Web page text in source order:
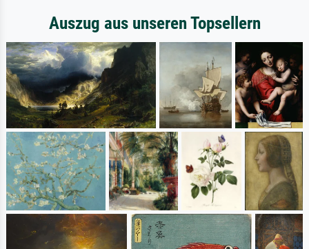
Auszug aus unseren Topsellern